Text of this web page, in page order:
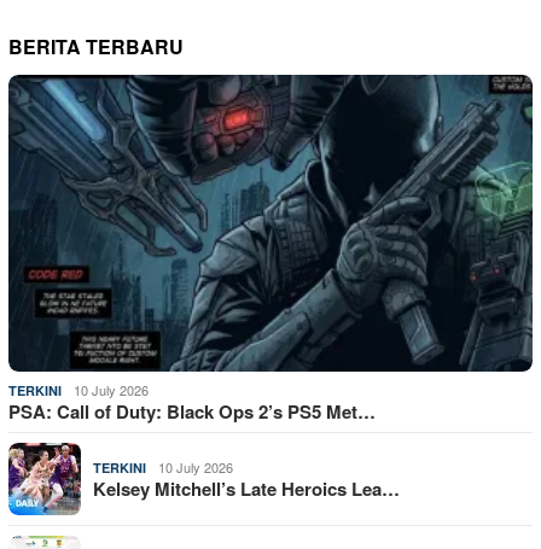
BERITA TERBARU
TERKINI 10 July 2026
PSA: Call of Duty: Black Ops 2’s PS5 Met…
TERKINI 10 July 2026
Kelsey Mitchell’s Late Heroics Lea…